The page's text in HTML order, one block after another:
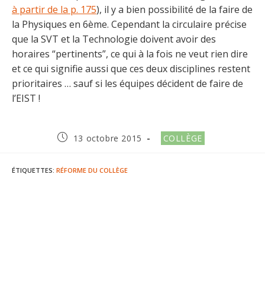
à partir de la p. 175), il y a bien possibilité de la faire de
la Physiques en 6ème. Cependant la circulaire précise
que la SVT et la Technologie doivent avoir des
horaires “pertinents”, ce qui à la fois ne veut rien dire
et ce qui signifie aussi que ces deux disciplines restent
prioritaires … sauf si les équipes décident de faire de
l’EIST !
Publication
13 octobre 2015
Post
category:
COLLÈGE
ÉTIQUETTES: RÉFORME DU COLLÈGE